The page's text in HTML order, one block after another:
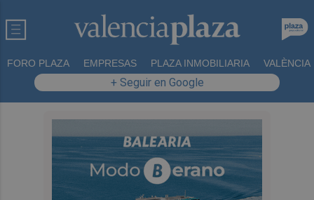
FORO PLAZA EMPRESAS PLAZA INMOBILIARIA VALÈNCIA
+ Seguir en Google